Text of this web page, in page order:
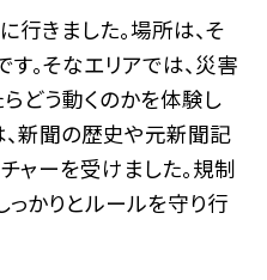
きました。場所は、そ
。そなエリアでは、災害
どう動くのかを体験し
、新聞の歴史や元新聞記
ャーを受けました。規制
っかりとルールを守り行